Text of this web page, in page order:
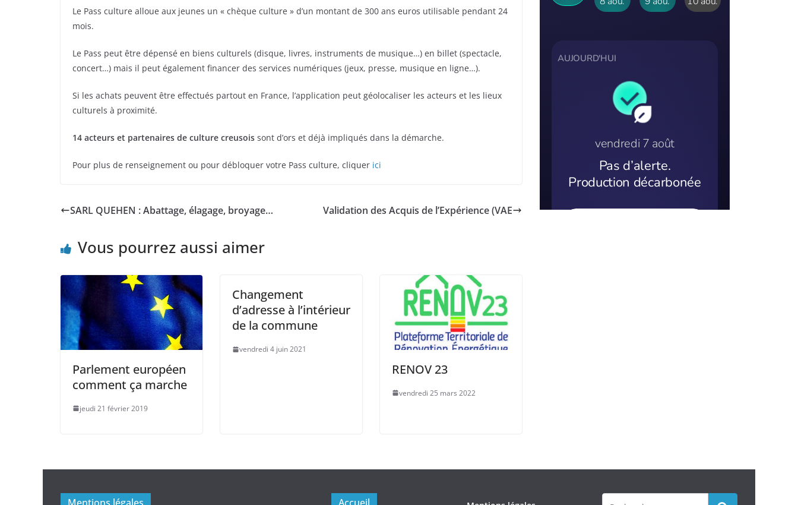
Le Pass culture alloue aux jeunes un « chèque culture » d’un montant de 300 ans euros utilisable pendant 24
mois.
Le Pass peut être dépensé en biens culturels (disque, livres, instruments de musique…) en billet (spectacle,
concert…) mais il peut également financer des services numériques (jeux, presse, musique en ligne…).
Si les achats peuvent être effectués partout en France, l’application peut géolocaliser les acteurs et les lieux
culturels à proximité.
14 acteurs et partenaires de culture creusois sont d’ors et déjà impliqués dans la démarche.
Pour plus de renseignement ou pour débloquer votre Pass culture, cliquer ici
SARL QUEHEN : Abattage, élagage, broyage… Validation des Acquis de l’Expérience (VAE
Vous pourrez aussi aimer
Parlement européen
comment ça marche
jeudi 21 février 2019
Changement
d’adresse à l’intérieur
de la commune
vendredi 4 juin 2021
RENOV 23
vendredi 25 mars 2022